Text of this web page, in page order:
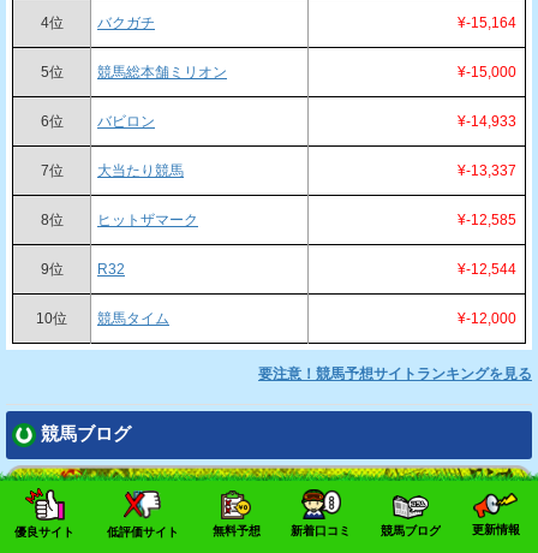
優良サイト 低評価サイト 無料予想 新着口コミ 競馬ブログ 更新情報
4位 バクガチ ¥-15,164
5位 競馬総本舗ミリオン ¥-15,000
6位 バビロン ¥-14,933
7位 大当たり競馬 ¥-13,337
8位 ヒットザマーク ¥-12,585
9位 R32 ¥-12,544
10位 競馬タイム ¥-12,000
要注意！競馬予想サイトランキングを見る
競馬ブログ